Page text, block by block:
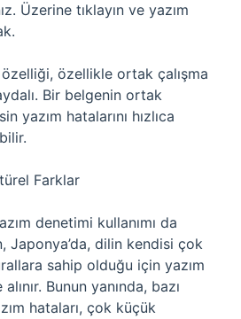
Üzerine tıklayın ve yazım
özellikle ortak çalışma
Bir belgenin ortak
yazım hatalarını hızlıca
Farklar
denetimi kullanımı da
Japonya’da, dilin kendisi çok
sahip olduğu için yazım
Bunun yanında, bazı
hataları, çok küçük